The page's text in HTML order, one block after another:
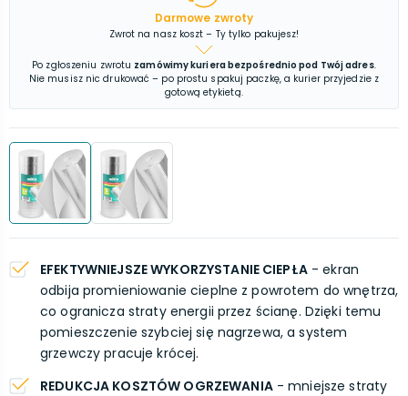
Darmowe zwroty
Zwrot na nasz koszt – Ty tylko pakujesz!
Po zgłoszeniu zwrotu zamówimy kuriera bezpośrednio pod Twój adres.
Nie musisz nic drukować – po prostu spakuj paczkę, a kurier przyjedzie z
gotową etykietą.
EFEKTYWNIEJSZE WYKORZYSTANIE CIEPŁA- ekran
odbija promieniowanie cieplne z powrotem do wnętrza,
co ogranicza straty energii przez ścianę. Dzięki temu
pomieszczenie szybciej się nagrzewa, a system
grzewczy pracuje krócej.
REDUKCJA KOSZTÓW OGRZEWANIA- mniejsze straty